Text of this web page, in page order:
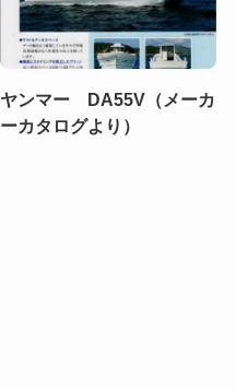
ヤンマー DA55V（メーカ
ーカタログより）